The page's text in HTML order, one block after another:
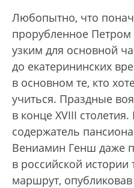
Любопытно, что
прорубленное
узким для основной
до екатерининских
в основном те, кто
учиться. Праздные
в конце XVIII
содержатель
Вениамин Генш даже
в российской истории
маршрут,